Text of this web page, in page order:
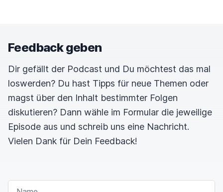
Feedback geben
Dir gefällt der Podcast und Du möchtest das mal
loswerden? Du hast Tipps für neue Themen oder
magst über den Inhalt bestimmter Folgen
diskutieren? Dann wähle im Formular die jeweilige
Episode aus und schreib uns eine Nachricht.
Vielen Dank für Dein Feedback!
NAME